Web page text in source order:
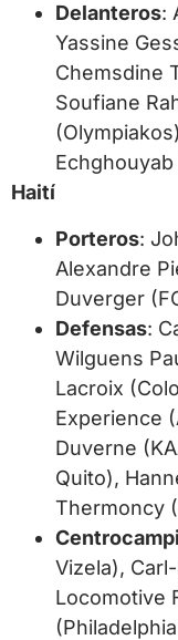
Delanteros:
Yassine
Chemsdine
Soufiane
Haití
Porteros:
Alexandre
Duverger
Defensas:
Wilguens
Lacroix
Experience
Duverne
Quito),
Thermoncy
Vizela),
Locomotive